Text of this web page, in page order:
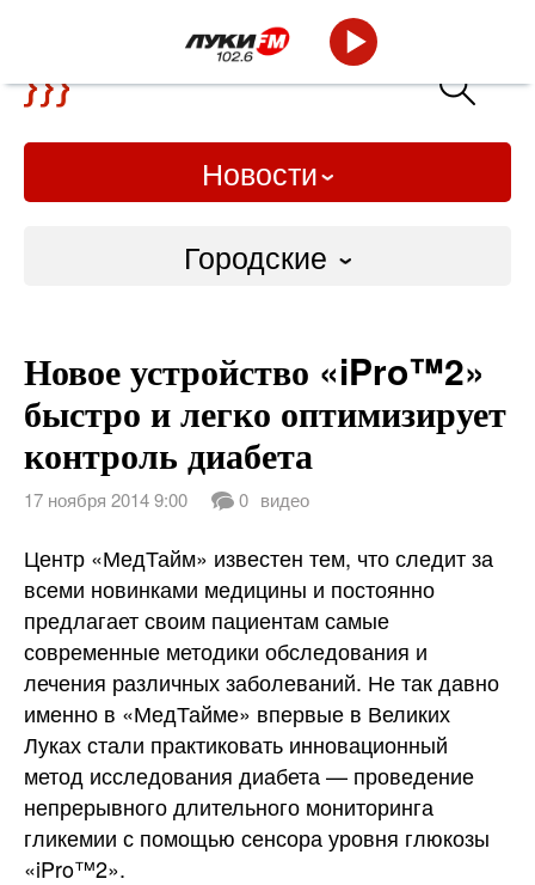
Новости
Городские
Слово Дело
Народные
ВТРК
Новое устройство «iPro™2»
быстро и легко оптимизирует
контроль диабета
17 ноября 2014 9:00 0 видео
Центр «МедТайм» известен тем, что следит за
всеми новинками медицины и постоянно
предлагает своим пациентам самые
современные методики обследования и
лечения различных заболеваний. Не так давно
именно в «МедТайме» впервые в Великих
Луках стали практиковать инновационный
метод исследования диабета — проведение
непрерывного длительного мониторинга
гликемии с помощью сенсора уровня глюкозы
«iPro™2».